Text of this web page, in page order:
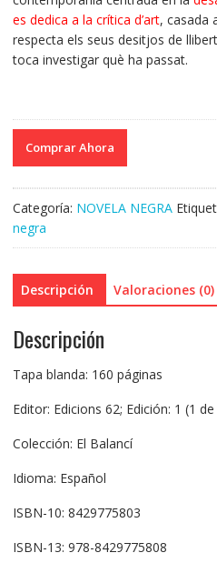
€15.50.€14.73.
es dedica a la crítica d’art, casada
respecta els seus desitjos de
toca investigar què ha passat.
Comprar Ahora
Categoría: NOVELA NEGRA
negra
Descripción Valoraciones (0)
Descripción
Tapa blanda: 160 páginas
Editor: Edicions 62; Edición: 1 (1
Colección: El Balancí
Idioma: Español
ISBN-10: 8429775803
ISBN-13: 978-8429775808